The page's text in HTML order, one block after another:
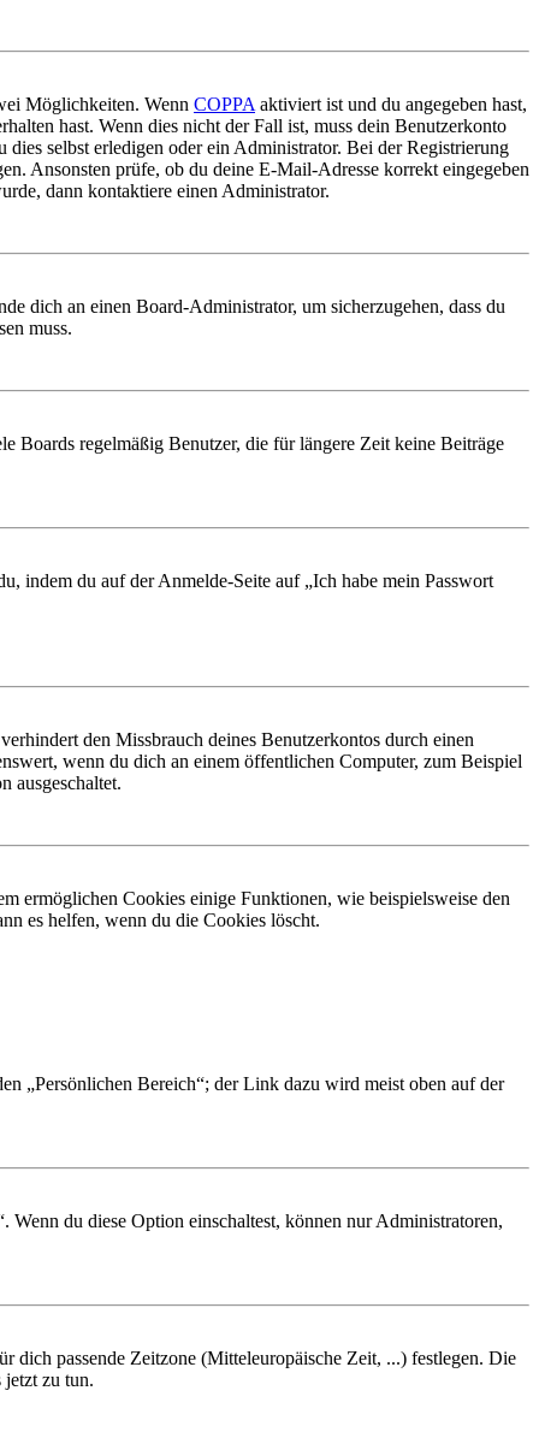
Möglichkeiten. Wenn COPPA aktiviert ist und du angegeben hast,
hast. Wenn dies nicht der Fall ist, muss dein Benutzerkonto
selbst erledigen oder ein Administrator. Bei der Registrierung
Ansonsten prüfe, ob du deine E-Mail-Adresse korrekt eingegeben
dann kontaktiere einen Administrator.
dich an einen Board-Administrator, um sicherzugehen, dass du
muss.
Boards regelmäßig Benutzer, die für längere Zeit keine Beiträge
indem du auf der Anmelde-Seite auf „Ich habe mein Passwort
den Missbrauch deines Benutzerkontos durch einen
wenn du dich an einem öffentlichen Computer, zum Beispiel
ausgeschaltet.
ermöglichen Cookies einige Funktionen, wie beispielsweise den
es helfen, wenn du die Cookies löscht.
„Persönlichen Bereich“; der Link dazu wird meist oben auf der
du diese Option einschaltest, können nur Administratoren,
dich passende Zeitzone (Mitteleuropäische Zeit, ...) festlegen. Die
jetzt zu tun.